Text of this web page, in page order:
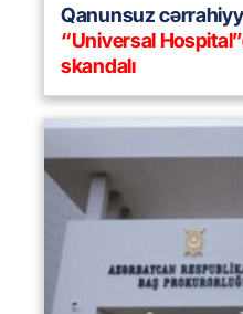
Qanunsuz
“Universal
skandalı